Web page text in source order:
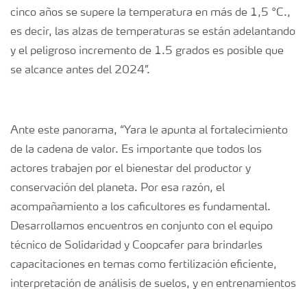
cinco años se supere la temperatura en más de 1,5 °C.,
es decir, las alzas de temperaturas se están adelantando
y el peligroso incremento de 1.5 grados es posible que
se alcance antes del 2024”.
Ante este panorama, “Yara le apunta al fortalecimiento
de la cadena de valor. Es importante que todos los
actores trabajen por el bienestar del productor y
conservación del planeta. Por esa razón, el
acompañamiento a los caficultores es fundamental.
Desarrollamos encuentros en conjunto con el equipo
técnico de Solidaridad y Coopcafer para brindarles
capacitaciones en temas como fertilización eficiente,
interpretación de análisis de suelos, y en entrenamientos